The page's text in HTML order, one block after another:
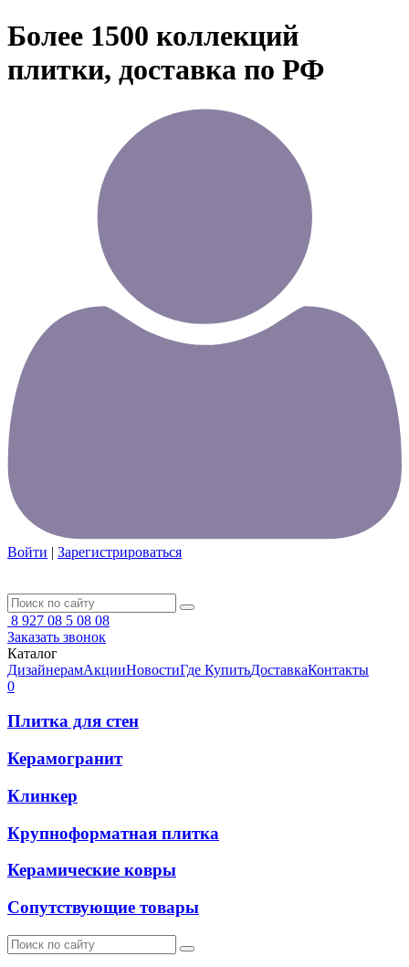
Более 1500 коллекций
плитки, доставка по РФ
Войти | Зарегистрироваться
8 927 08 5 08 08
Заказать звонок
Каталог
ДизайнерамАкцииНовостиГде КупитьДоставкаКонтакты
0
Плитка для стен
Керамогранит
Клинкер
Крупноформатная плитка
Керамические ковры
Сопутствующие товары